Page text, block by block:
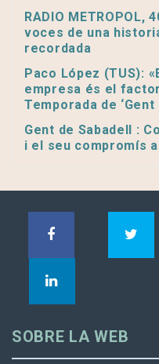
RADIO METROPOL,
voces de una
recordada
Paco López (TUS):
empresa és el
Temporada de ‘Gent
Gent de Sabadell :
i el seu compromís
SOBRE LA WEB